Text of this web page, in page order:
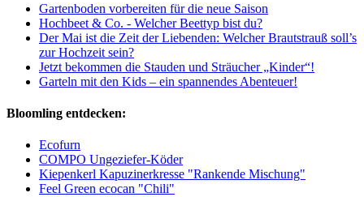
Gartenboden vorbereiten für die neue Saison
Hochbeet & Co. - Welcher Beettyp bist du?
Der Mai ist die Zeit der Liebenden: Welcher Brautstrauß soll’s
zur Hochzeit sein?
Jetzt bekommen die Stauden und Sträucher „Kinder“!
Garteln mit den Kids – ein spannendes Abenteuer!
Bloomling entdecken:
Ecofurn
COMPO Ungeziefer-Köder
Kiepenkerl Kapuzinerkresse "Rankende Mischung"
Feel Green ecocan "Chili"